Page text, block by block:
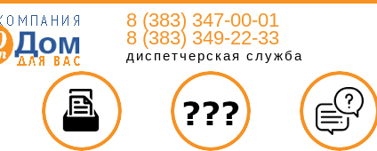
8 (383) 347-00-01
8 (383) 349-22-33
диспетчерская служба